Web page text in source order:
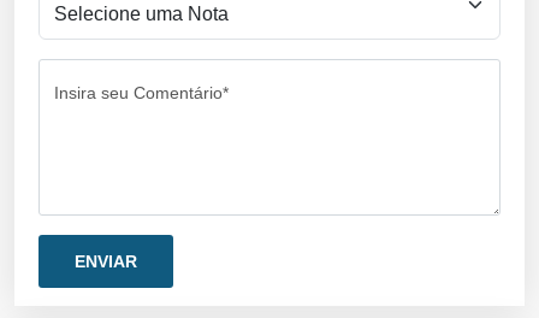
Insira seu Comentário*